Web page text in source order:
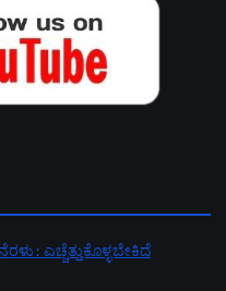
ಎಚ್ಚೆತ್ತುಕೊಳ್ಳಬೇಕಿದೆ